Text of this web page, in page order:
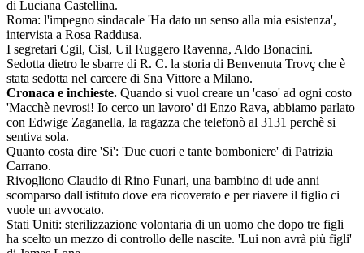
di Luciana Castellina.
Roma: l'impegno sindacale 'Ha dato un senso alla mia esistenza',
intervista a Rosa Raddusa.
I segretari Cgil, Cisl, Uil Ruggero Ravenna, Aldo Bonacini.
Sedotta dietro le sbarre di R. C. la storia di Benvenuta Trovç che è
stata sedotta nel carcere di Sna Vittore a Milano.
Cronaca e inchieste. Quando si vuol creare un 'caso' ad ogni costo
'Macchè nevrosi! Io cerco un lavoro' di Enzo Rava, abbiamo parlato
con Edwige Zaganella, la ragazza che telefonò al 3131 perchè si
sentiva sola.
Quanto costa dire 'Si': 'Due cuori e tante bomboniere' di Patrizia
Carrano.
Rivogliono Claudio di Rino Funari, una bambino di ude anni
scomparso dall'istituto dove era ricoverato e per riavere il figlio ci
vuole un avvocato.
Stati Uniti: sterilizzazione volontaria di un uomo che dopo tre figli
ha scelto un mezzo di controllo delle nascite. 'Lui non avrà più figli'